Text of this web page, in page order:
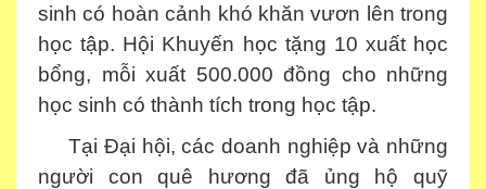
sinh có hoàn cảnh khó khăn vươn lên trong
học tập. Hội Khuyến học tặng 10 xuất học
bổng, mỗi xuất 500.000 đồng cho những
học sinh có thành tích trong học tập.
Tại Đại hội, các doanh nghiệp và những
người con quê hương đã ủng hộ quỹ